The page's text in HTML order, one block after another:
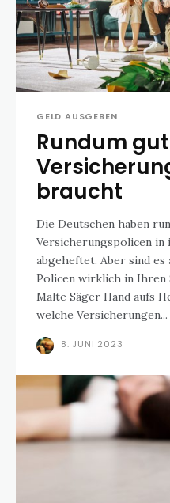
GELD AUSGEBEN
Rundum
braucht
Die Deutschen haben
Versicherungspolicen
abgeheftet. Aber sind
Policen wirklich in Ihren
Malte Säger Hand aufs Herz: Wer kann schon sagen,
welche Versicherungen...
8. JUNI 2023